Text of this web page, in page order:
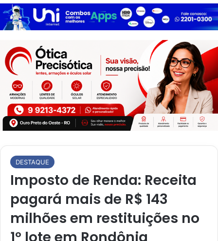
DESTAQUE
Imposto de Renda: Receita
pagará mais de R$ 143
milhões em restituições no